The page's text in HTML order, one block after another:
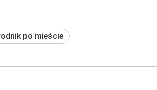
po mieście